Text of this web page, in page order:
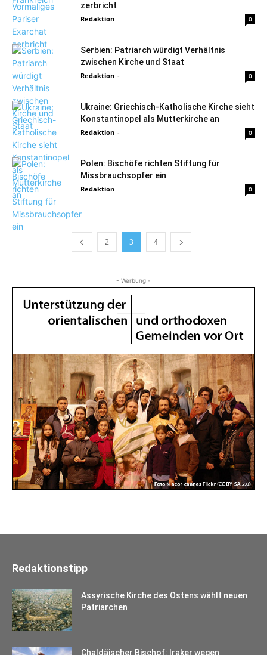
zerbricht
Redaktion - 0
Serbien: Patriarch würdigt Verhältnis
zwischen Kirche und Staat
Redaktion - 0
Ukraine: Griechisch-Katholische Kirche sieht
Konstantinopel als Mutterkirche an
Redaktion - 0
Polen: Bischöfe richten Stiftung für
Missbrauchsopfer ein
Redaktion - 0
2 3 4
- Werbung -
Redaktionstipp
Assyrische Kirche des Ostens wählt neuen
Patriarchen
Chaldäischer Bischof: Iraker wegen